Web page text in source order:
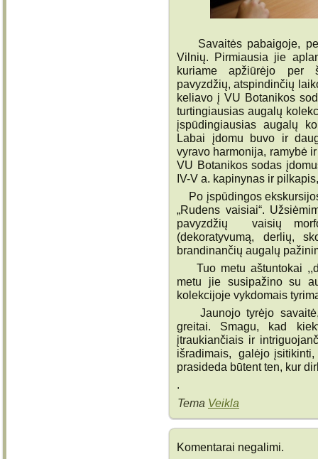
Savaitės pabaigoje,
Vilnių. Pirmiausia jie
kuriame apžiūrėjo per
pavyzdžių, atspindinčių
keliavo į VU Botanikos
turtingiausias augalų
įspūdingiausias augalų
Labai įdomu buvo ir
vyravo harmonija, ramybė
VU Botanikos sodas
IV-V a. kapinynas ir
Po įspūdingos
„Rudens vaisiai“.
pavyzdžių vaisių
(dekoratyvumą, derlių,
brandinančių augalų
Tuo metu aštuntokai
metu jie susipažino su
kolekcijoje vykdomais
Jaunojo tyrėjo savaitė,
greitai. Smagu, kad
įtraukiančiais ir
išradimais, galėjo įsitikinti,
prasideda būtent ten, kur
.
Tema Veikla
Komentarai negalimi.